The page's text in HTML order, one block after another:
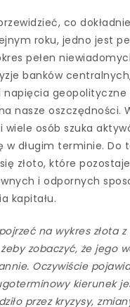
co
roku, jedno jest
pełen
banków
napięcia
nasze oszczędności.
wiele osób szuka
w długim terminie. Do
złoto, które
i odpornych
kapitału.
na wykres złota
zobaczyć, że jego
Oczywiście
kierunek
przez kryzysy,